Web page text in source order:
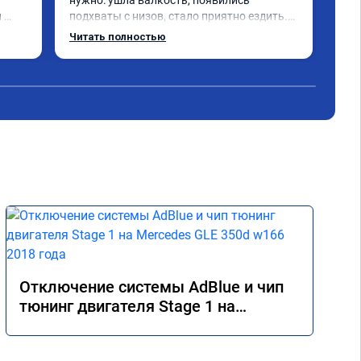
подхваты с низов, стало приятно ездить.
Одни из лучших трат, в авто! 🔥
Читать полностью
Отключение системы AdBlue и чип
тюнинг двигателя Stage 1 на